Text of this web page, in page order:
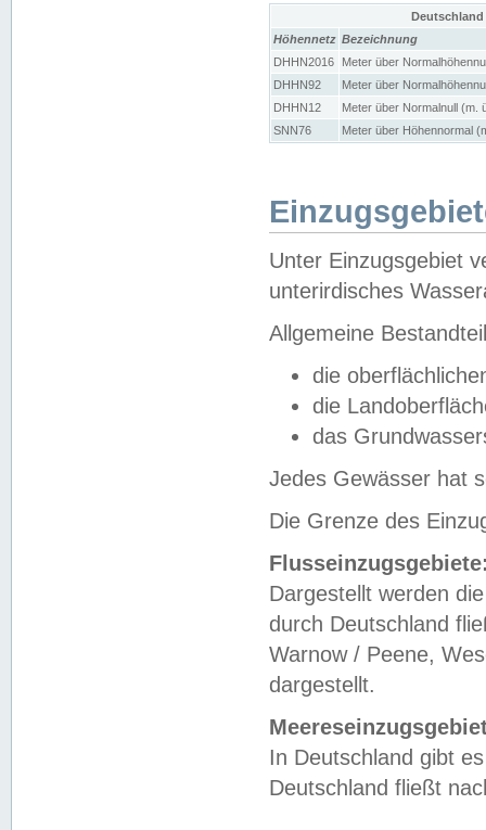
Höhennetz Bezeichnung
DHHN2016
Meter über
DHHN92
Meter über
DHHN12
Meter über Normalnull (m.
SNN76
Meter über Höhennormal
Unter Einzugsgebiet
unterirdisches
Allgemeine
die
die
das
Jedes Gewässer hat
Die Grenze des
Dargestellt werden
durch Deutschland
Warnow / Peene,
dargestellt.
In Deutschland gibt
Deutschland fließt